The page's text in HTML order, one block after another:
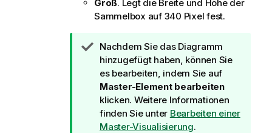
Groß. Legt die Breite und Höhe der
Sammelbox auf 340 Pixel fest.
T
i
p
p
h
i
n
Nachdem Sie das Diagramm
hinzugefügt haben, können Sie
es bearbeiten, indem Sie auf
Master-Element bearbeiten
klicken. Weitere Informationen
finden Sie unter Bearbeiten einer
Master-Visualisierung.